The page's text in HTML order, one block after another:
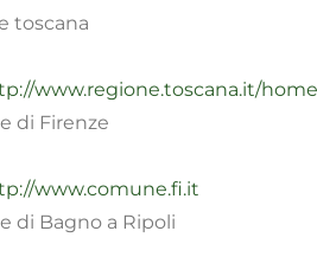
toscana
www.regione.toscana.it/home
di Firenze
www.comune.fi.it
di Bagno a Ripoli